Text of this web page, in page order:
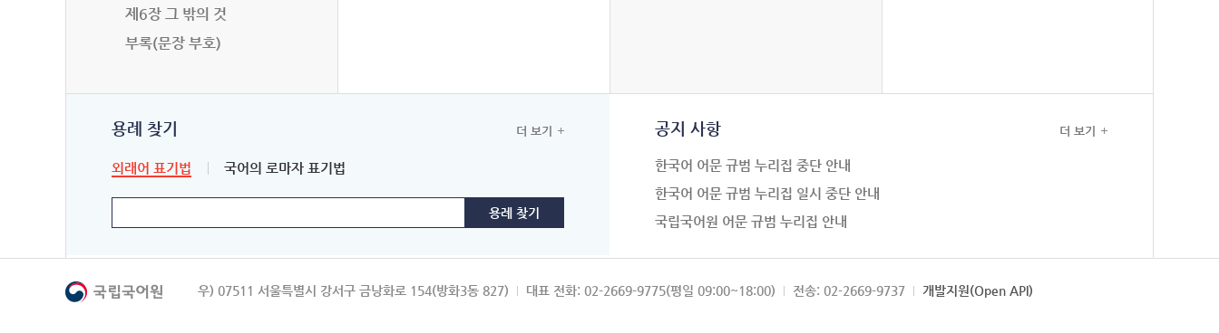
제6장 그 밖의 것
부록(문장 부호)
용례 찾기
외래어 표기법 국어의 로마자 표기법
더 보기 공지 사항
한국어 어문 규범 누리집 중단 안내
한국어 어문 규범 누리집 일시 중단 안내
국립국어원 어문 규범 누리집 안내
더 보기
우) 07511 서울특별시 강서구 금낭화로 154(방화3동 827) 대표 전화: 02-2669-9775(평일 09:00~18:00) 전송: 02-2669-9737 개발지원(Open API)